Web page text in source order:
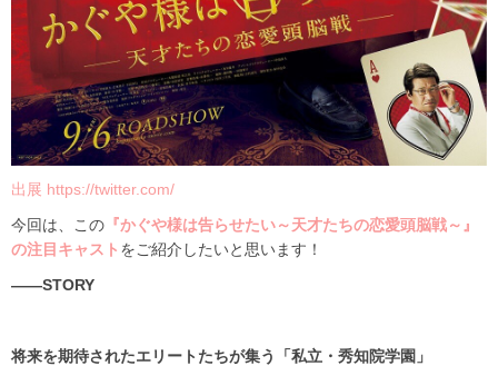
出展 https://twitter.com/
今回は、この 『かぐや様は告らせたい～天才たちの恋愛頭脳戦～』
の注目キャスト をご紹介したいと思います！
――STORY
将来を期待されたエリートたちが集う「私立・秀知院学園」